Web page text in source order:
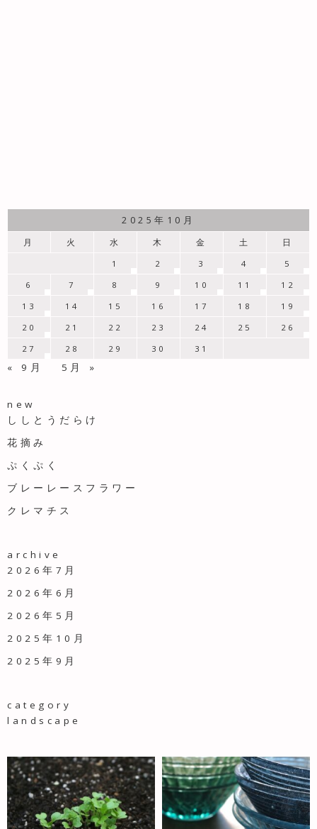
2025年10月
月 火 水 木 金 土 日
1 2 3 4
5
6
7 8 9 10 11
12
13
14 15 16 17 18
19
20
21 22 23 24 25
26
27
28 29 30 31
« 9月 5月 »
new
ししとうだらけ
花摘み
ぷくぷく
ブレーレースフラワー
クレマチス
archive
2026年7月
2026年6月
2026年5月
2025年10月
2025年9月
category
landscape